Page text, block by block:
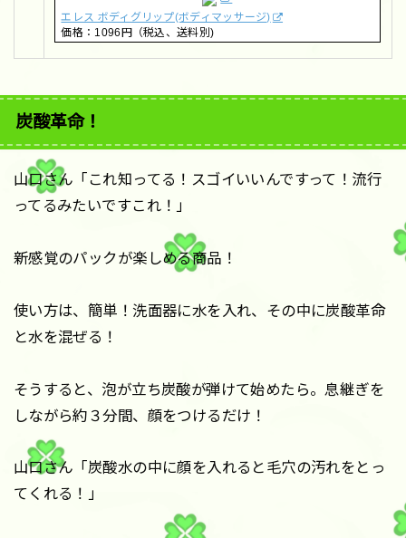
エレス ボディグリップ(ボディマッサージ)
価格：1096円（税込、送料別)
炭酸革命！
山口さん「これ知ってる！スゴイいいんですって！流行
ってるみたいですこれ！」
新感覚のパックが楽しめる商品！
使い方は、簡単！洗面器に水を入れ、その中に炭酸革命
と水を混ぜる！
そうすると、泡が立ち炭酸が弾けて始めたら。息継ぎを
しながら約３分間、顔をつけるだけ！
山口さん「炭酸水の中に顔を入れると毛穴の汚れをとっ
てくれる！」